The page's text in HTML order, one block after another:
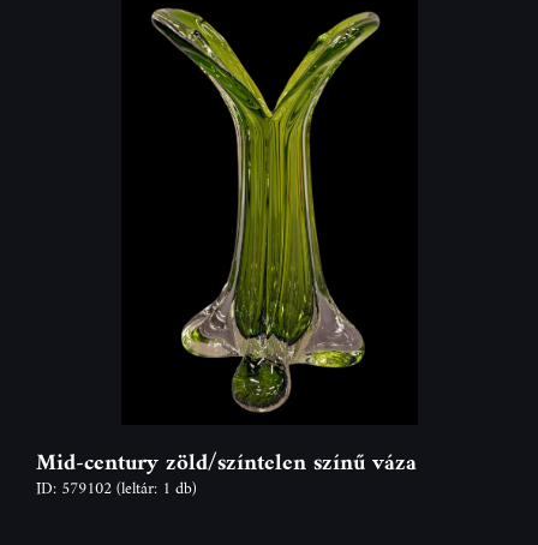
Mid-century zöld/színtelen színű váza
ID: 579102(leltár: 1 db)